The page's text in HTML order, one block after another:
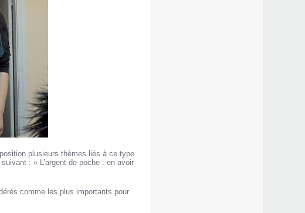
plusieurs thèmes liés à ce type
: « L’argent de poche : en avoir
comme les plus importants pour